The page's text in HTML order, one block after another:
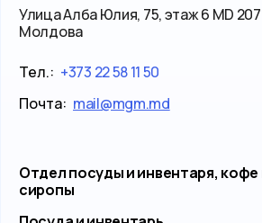
Улица Алба Юлия, 75, этаж 6 MD
Молдова
Тел.: +373 22 58 11 50
Почта: mail@mgm.md
Отдел посуды и инвентаря, кофе
сиропы